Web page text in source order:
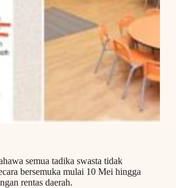
semua tadika swasta tidak
bersemuka mulai 10 Mei hingga
rentas daerah.